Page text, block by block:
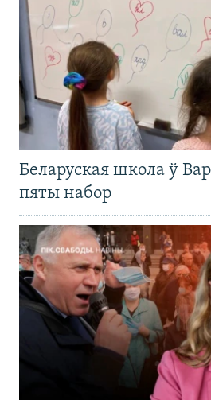
Беларуская школа ў
пяты набор